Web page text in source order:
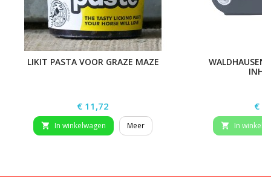
LIKIT PASTA VOOR GRAZE MAZE
Prijs
€ 11,72
 In winkelwagen Meer
WALDHAUSEN
€
 In